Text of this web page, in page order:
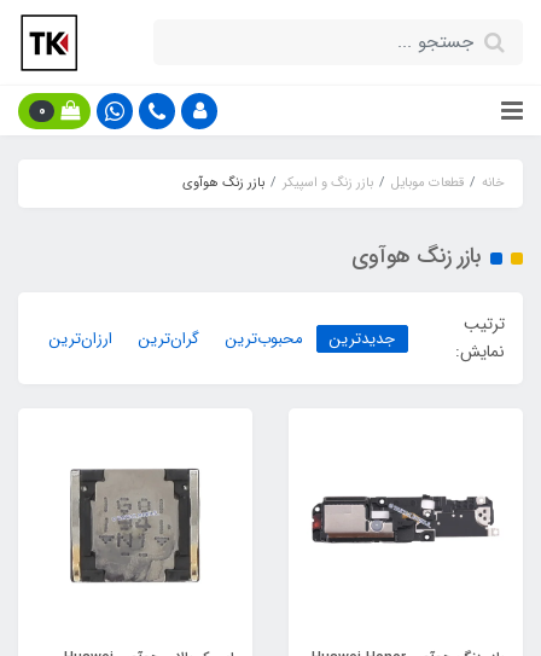
0
خانه قطعات موبایل بازر زنگ و اسپیکر بازر زنگ هوآوی
بازر زنگ هوآوی
ترتیب
نمایش:
جدیدترین محبوب‌ترین گران‌ترین ارزان‌ترین